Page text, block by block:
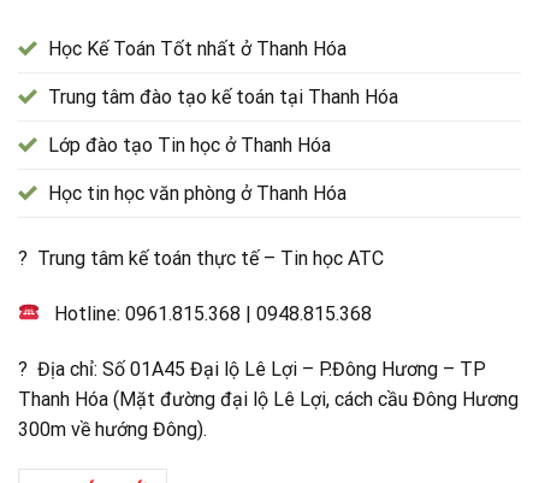
Học Kế Toán Tốt nhất ở Thanh Hóa
Trung tâm đào tạo kế toán tại Thanh Hóa
Lớp đào tạo Tin học ở Thanh Hóa
Học tin học văn phòng ở Thanh Hóa
? Trung tâm kế toán thực tế – Tin học ATC
Hotline:0961.815.368 |0948.815.368
? Địa chỉ: Số 01A45 Đại lộ Lê Lợi – P.Đông Hương – TP
Thanh Hóa (Mặt đường đại lộ Lê Lợi, cách cầu Đông Hương
300m về hướng Đông).